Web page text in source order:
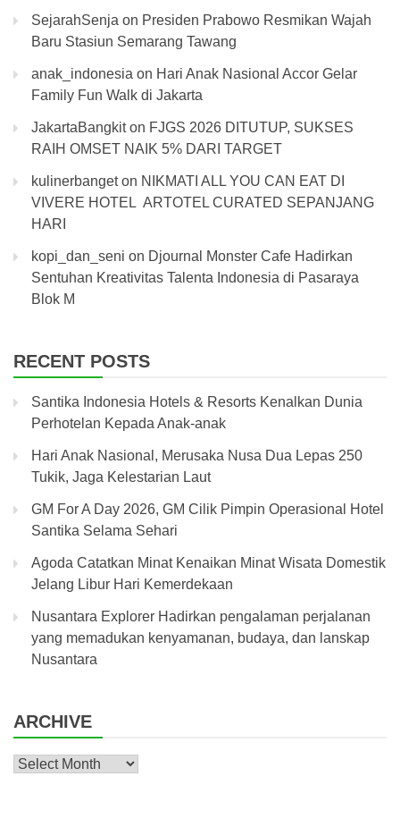
SejarahSenja on Presiden Prabowo Resmikan Wajah
Baru Stasiun Semarang Tawang
anak_indonesia on Hari Anak Nasional Accor Gelar
Family Fun Walk di Jakarta
JakartaBangkiton FJGS 2026 DITUTUP, SUKSES
RAIH OMSET NAIK 5% DARI TARGET
kulinerbangeton NIKMATI ALL YOU CAN EAT DI
VIVERE HOTEL ARTOTEL CURATED SEPANJANG
HARI
kopi_dan_seni on Djournal Monster Cafe Hadirkan
Sentuhan Kreativitas Talenta Indonesia di Pasaraya
Blok M
RECENT POSTS
Santika Indonesia Hotels & Resorts Kenalkan Dunia
Perhotelan Kepada Anak-anak
Hari Anak Nasional, Merusaka Nusa Dua Lepas 250
Tukik, Jaga Kelestarian Laut
GM For A Day 2026, GM Cilik Pimpin Operasional Hotel
Santika Selama Sehari
Agoda Catatkan Minat Kenaikan Minat Wisata Domestik
Jelang Libur Hari Kemerdekaan
Nusantara Explorer Hadirkan pengalaman perjalanan
yang memadukan kenyamanan, budaya, dan lanskap
Nusantara
ARCHIVE
Archive